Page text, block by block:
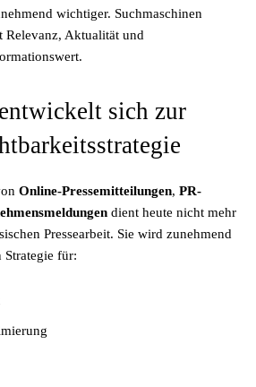
wichtiger. Suchmaschinen
Relevanz, Aktualität und
sich zur
Online-Pressemitteilungen, PR-
dient heute nicht mehr
Pressearbeit. Sie wird zunehmend
Strategie für: